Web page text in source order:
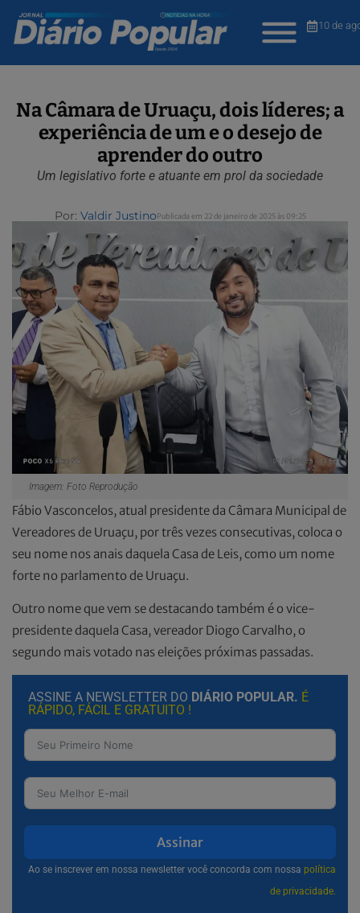
10 de
Na Câmara de Uruaçu, dois líderes; a
experiência de um e o desejo de
aprender do outro
Um legislativo forte e atuante em prol da sociedade
Por: Valdir JustinoPublicada em 22 de janeiro de 2025 às 09:25
Imagem: Foto Reprodução
Fábio Vasconcelos, atual presidente da Câmara Municipal de
Vereadores de Uruaçu, por três vezes consecutivas, coloca o
seu nome nos anais daquela Casa de Leis, como um nome
forte no parlamento de Uruaçu.
Outro nome que vem se destacando também é o vice-
presidente daquela Casa, vereador Diogo Carvalho, o
segundo mais votado nas eleições próximas passadas.
ASSINE A NEWSLETTER DO DIÁRIO POPULAR. É
RÁPIDO, FÁCIL E GRATUITO !
Assinar
Ao se inscrever em nossa newsletter você concorda com nossa política
de privacidade.